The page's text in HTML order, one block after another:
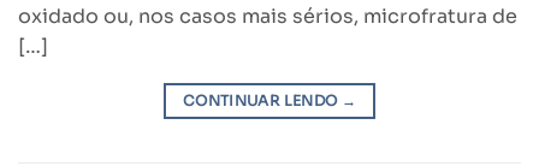
oxidado ou, nos casos mais sérios, microfratura de
[…]
CONTINUAR LENDO →